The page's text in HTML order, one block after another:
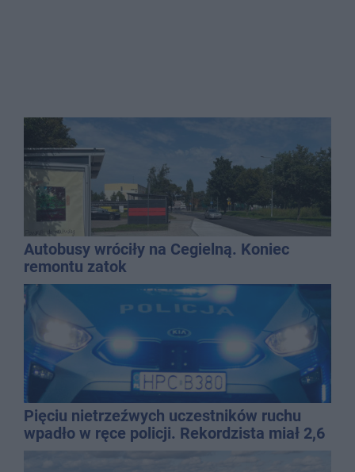
Autobusy wróciły na Cegielną. Koniec
remontu zatok
Pięciu nietrzeźwych uczestników ruchu
wpadło w ręce policji. Rekordzista miał 2,6
promila